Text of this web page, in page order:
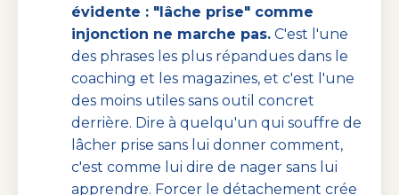
évidente : "lâche prise" comme
injonction ne marche pas. C'est l'une
des phrases les plus répandues dans le
coaching et les magazines, et c'est l'une
des moins utiles sans outil concret
derrière. Dire à quelqu'un qui souffre de
lâcher prise sans lui donner comment,
c'est comme lui dire de nager sans lui
apprendre. Forcer le détachement crée